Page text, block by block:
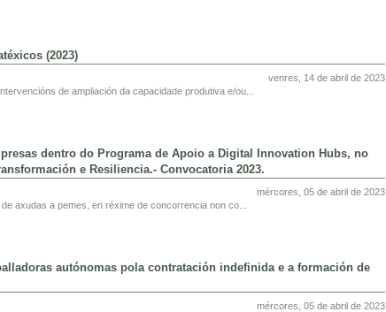
(2023)
venres, 14 de abril de 2023
de ampliación da capacidade produtiva e/ou...
dentro do Programa de Apoio a Digital Innovation Hubs, no
e Resiliencia.- Convocatoria 2023.
mércores, 05 de abril de 2023
axudas a pemes, en réxime de concorrencia non co...
autónomas pola contratación indefinida e a formación de
mércores, 05 de abril de 2023